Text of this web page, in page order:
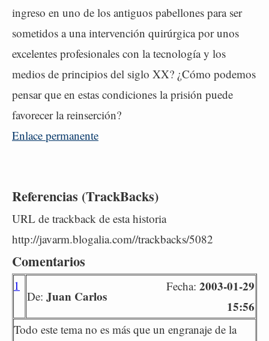
ingreso en uno de los antiguos pabellones para ser
sometidos a una intervención quirúrgica por unos
excelentes profesionales con la tecnología y los
medios de principios del siglo XX? ¿Cómo podemos
pensar que en estas condiciones la prisión puede
favorecer la reinserción?
Enlace permanente
Referencias (TrackBacks)
URL de trackback de esta historia
http://javarm.blogalia.com//trackbacks/5082
Comentarios
1
De: Juan Carlos
Fecha: 2003-01-29
15:56
Todo este tema no es más que un engranaje de la